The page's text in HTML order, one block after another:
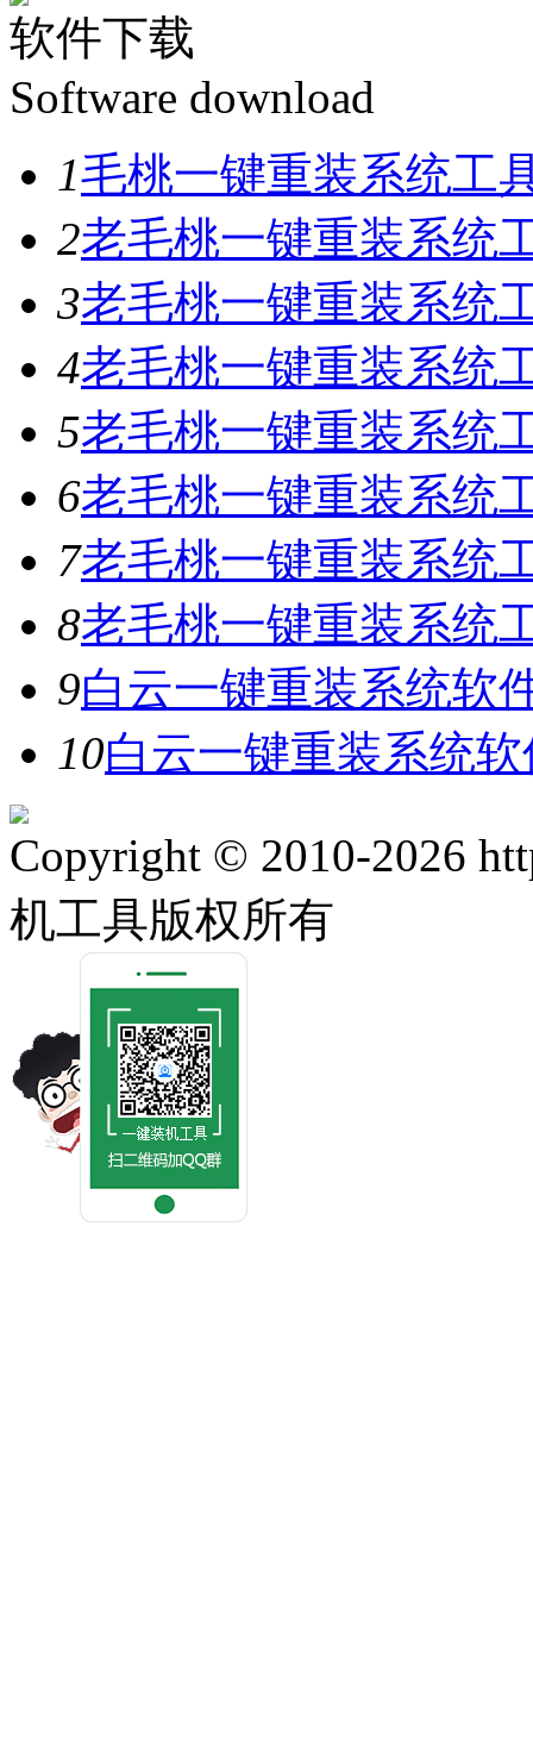
软件下载
Software download
1毛桃一键重装系统工
2老毛桃一键重装系统
3老毛桃一键重装系统
4老毛桃一键重装系统
5老毛桃一键重装系统
6老毛桃一键重装系统
7老毛桃一键重装系统
8老毛桃一键重装系统
9白云一键重装系统软
10白云一键重装系统
Copyright © 2010-2026
机工具版权所有